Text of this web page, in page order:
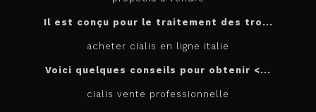
Il est conçu pour le traitement des tro...
acheter cialis en ligne italie
Voici quelques conseils pour obtenir <...
cialis vente professionnelle